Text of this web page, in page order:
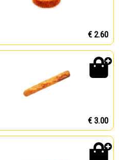
€ 2.60
€ 3.00